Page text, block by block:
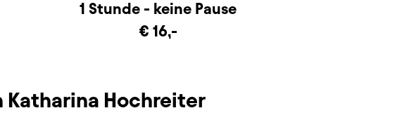
1 Stunde - keine Pause
€ 16,-
Katharina Hochreiter